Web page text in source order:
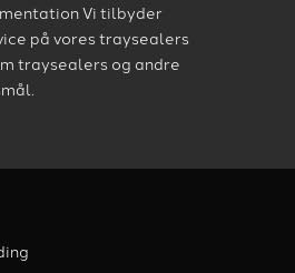
Vi tilbyder
på vores traysealers
traysealers og andre